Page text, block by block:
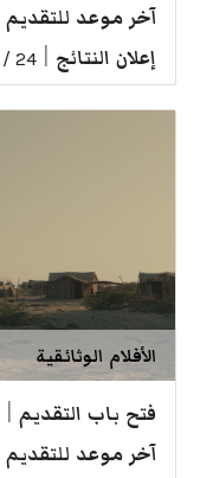
آخر موعد للتقديم
إعلان النتائج 24 / 8 / 2026
الأفلام الوثائقية
فتح باب التقديم
آخر موعد للتقديم